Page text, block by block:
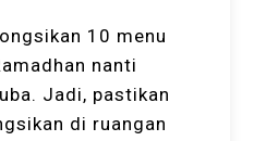
10 menu
nanti
Jadi, pastikan
di ruangan